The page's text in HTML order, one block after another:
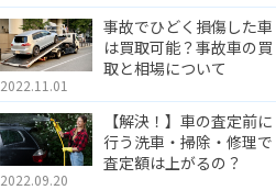
事故でひどく損傷した車
は買取可能？事故車の買
取と相場について
2022.11.01
【解決！】車の査定前に
行う洗車・掃除・修理で
査定額は上がるの？
2022.09.20